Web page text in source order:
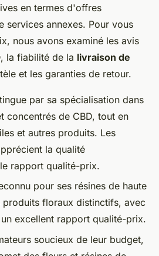
en termes d'offres
services annexes. Pour vous
nous avons examiné les avis
la fiabilité de la livraison de
et les garanties de retour.
par sa spécialisation dans
concentrés de CBD, tout en
et autres produits. Les
la qualité
rapport qualité-prix.
pour ses résines de haute
produits floraux distinctifs, avec
excellent rapport qualité-prix.
soucieux de leur budget,